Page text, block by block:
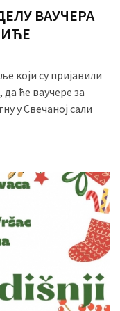
ВАУЧЕРА
који су пријавили
ће ваучере за
у Свечаној сали